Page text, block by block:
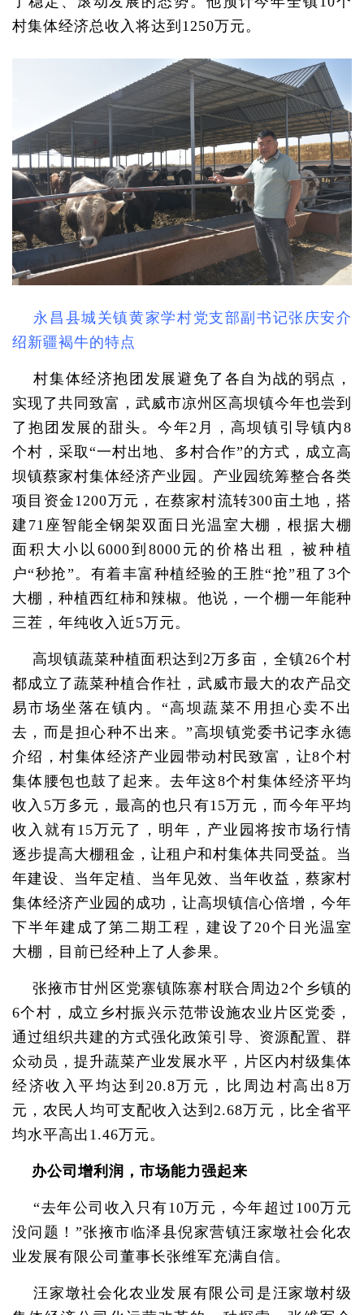
村集体经济总收入将达到1250万元。
永昌县城关镇黄家学村党支部副书记张庆安介
绍新疆褐牛的特点
村集体经济抱团发展避免了各自为战的弱点，
实现了共同致富，武威市凉州区高坝镇今年也尝到
了抱团发展的甜头。今年2月，高坝镇引导镇内8
个村，采取“一村出地、多村合作”的方式，成立高
坝镇蔡家村集体经济产业园。产业园统筹整合各类
项目资金1200万元，在蔡家村流转300亩土地，搭
建71座智能全钢架双面日光温室大棚，根据大棚
面积大小以6000到8000元的价格出租，被种植
户“秒抢”。有着丰富种植经验的王胜“抢”租了3个
大棚，种植西红柿和辣椒。他说，一个棚一年能种
三茬，年纯收入近5万元。
高坝镇蔬菜种植面积达到2万多亩，全镇26个村
都成立了蔬菜种植合作社，武威市最大的农产品交
易市场坐落在镇内。“高坝蔬菜不用担心卖不出
去，而是担心种不出来。”高坝镇党委书记李永德
介绍，村集体经济产业园带动村民致富，让8个村
集体腰包也鼓了起来。去年这8个村集体经济平均
收入5万多元，最高的也只有15万元，而今年平均
收入就有15万元了，明年，产业园将按市场行情
逐步提高大棚租金，让租户和村集体共同受益。当
年建设、当年定植、当年见效、当年收益，蔡家村
集体经济产业园的成功，让高坝镇信心倍增，今年
下半年建成了第二期工程，建设了20个日光温室
大棚，目前已经种上了人参果。
张掖市甘州区党寨镇陈寨村联合周边2个乡镇的
6个村，成立乡村振兴示范带设施农业片区党委，
通过组织共建的方式强化政策引导、资源配置、群
众动员，提升蔬菜产业发展水平，片区内村级集体
经济收入平均达到20.8万元，比周边村高出8万
元，农民人均可支配收入达到2.68万元，比全省平
均水平高出1.46万元。
办公司增利润，市场能力强起来
“去年公司收入只有10万元，今年超过100万元
没问题！”张掖市临泽县倪家营镇汪家墩社会化农
业发展有限公司董事长张维军充满自信。
汪家墩社会化农业发展有限公司是汪家墩村级